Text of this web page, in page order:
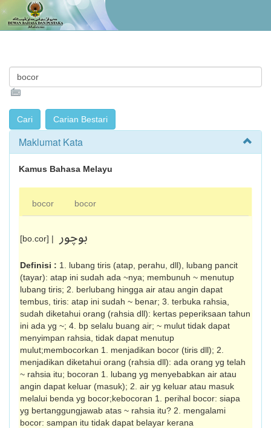
Maklumat Kata
Kamus Bahasa Melayu
bocor bocor
[bo.cor] | بوچور
Definisi : 1. lubang tiris (atap, perahu, dll), lubang pancit
(tayar): atap ini sudah ada ~nya; membunuh ~ menutup
lubang tiris; 2. berlubang hingga air atau angin dapat
tembus, tiris: atap ini sudah ~ benar; 3. terbuka rahsia,
sudah diketahui orang (rahsia dll): kertas peperiksaan tahun
ini ada yg ~; 4. bp selalu buang air; ~ mulut tidak dapat
menyimpan rahsia, tidak dapat menutup
mulut;membocorkan 1. menjadikan bocor (tiris dll); 2.
menjadikan diketahui orang (rahsia dll): ada orang yg telah
~ rahsia itu; bocoran 1. lubang yg menyebabkan air atau
angin dapat keluar (masuk); 2. air yg keluar atau masuk
melalui benda yg bocor;kebocoran 1. perihal bocor: siapa
yg bertanggungjawab atas ~ rahsia itu? 2. mengalami
bocor: sampan itu tidak dapat belayar kerana